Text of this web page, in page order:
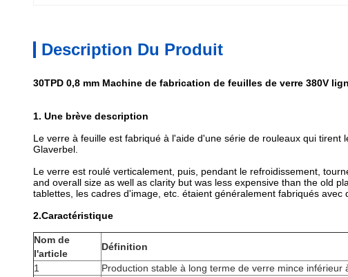
Description Du Produit
30TPD 0,8 mm Machine de fabrication de feuilles de verre 380V
1. Une brève description
Le verre à feuille est fabriqué à l'aide d'une série de rouleaux qui
Glaverbel.
Le verre est roulé verticalement, puis, pendant le refroidissement,
and overall size as well as clarity but was less expensive than the old
tablettes, les cadres d'image, etc. étaient généralement fabriqués avec
2.Caractéristique
Nom de
l'article
Définition
1
Production stable à long terme de verre mince inférieur